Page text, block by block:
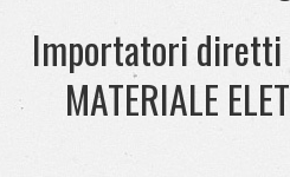
Importatori diretti
MATERIALE